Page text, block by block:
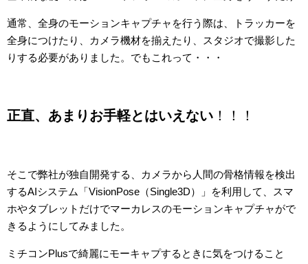
通常、全身のモーションキャプチャを行う際は、トラッカーを
全身につけたり、カメラ機材を揃えたり、スタジオで撮影した
りする必要がありました。でもこれって・・・
正直、あまりお手軽とはいえない ！！！
そこで弊社が独自開発する、カメラから人間の骨格情報を検出
するAIシステム「VisionPose（Single3D）」を利用して、スマ
ホやタブレットだけでマーカレスのモーションキャプチャがで
きるようにしてみました。
ミチコンPlusで綺麗にモーキャプするときに気をつけること